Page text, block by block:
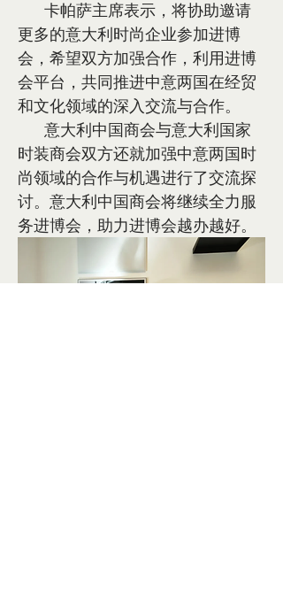
更多的意大利时尚企业参加进博
会，希望双方加强合作，利用进博
会平台，共同推进中意两国在经贸
和文化领域的深入交流与合作。
时装商会双方还就加强中意两国时
尚领域的合作与机遇进行了交流探
讨。意大利中国商会将继续全力服
务进博会，助力进博会越办越好。